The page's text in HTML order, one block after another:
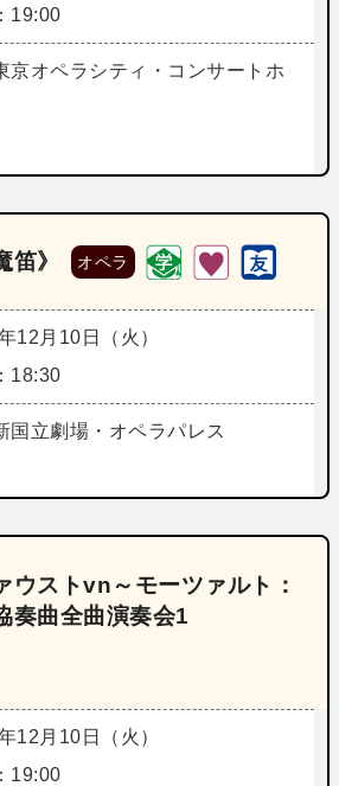
19:00
京オペラシティ・コンサートホ
》 オペラ
12月10日（火）
18:30
国立劇場・オペラパレス
ウストvn～モーツァルト：
奏曲全曲演奏会1
12月10日（火）
19:00